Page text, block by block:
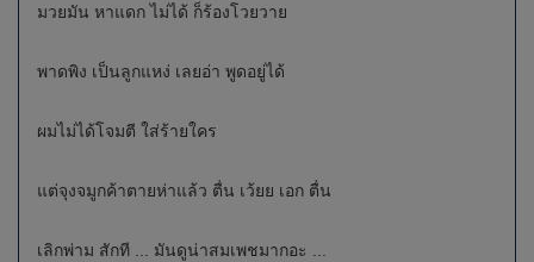
มวยมัน หาแดก ไม่ได้ ก็ร้องโวยวาย
พาดพิง เป็นลูกแหง่ เลยอ่า พูดอยู่ได้
ผมไม่ได้โจมตี ใส่ร้ายใคร
แต่จุงจมูกค้าตายห่าแล้ว ตื่น เว้ยย เอก ตื่น
เลิกพ่าม สักที ... มันดูน่าสมเพชมากอะ ...